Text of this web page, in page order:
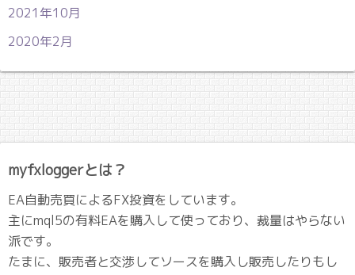
2021年10月
2020年2月
myfxloggerとは？
EA自動売買によるFX投資をしています。
主にmql5の有料EAを購入して使っており、裁量はやらない
派です。
たまに、販売者と交渉してソースを購入し販売したりもし